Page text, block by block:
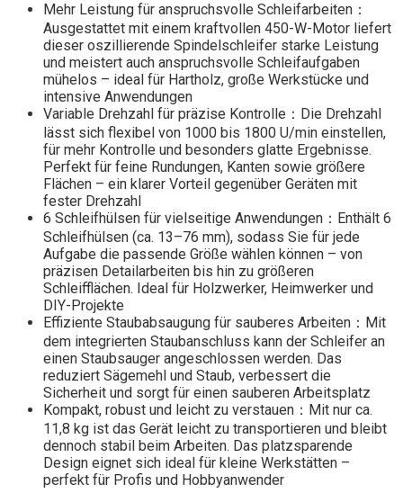
Mehr Leistung für anspruchsvolle Schleifarbeiten：
Ausgestattet mit einem kraftvollen 450-W-Motor liefert
dieser oszillierende Spindelschleifer starke Leistung
und meistert auch anspruchsvolle Schleifaufgaben
mühelos – ideal für Hartholz, große Werkstücke und
intensive Anwendungen
Variable Drehzahl für präzise Kontrolle：Die Drehzahl
lässt sich flexibel von 1000 bis 1800 U/min einstellen,
für mehr Kontrolle und besonders glatte Ergebnisse.
Perfekt für feine Rundungen, Kanten sowie größere
Flächen – ein klarer Vorteil gegenüber Geräten mit
fester Drehzahl
6 Schleifhülsen für vielseitige Anwendungen：Enthält 6
Schleifhülsen (ca. 13–76 mm), sodass Sie für jede
Aufgabe die passende Größe wählen können – von
präzisen Detailarbeiten bis hin zu größeren
Schleifflächen. Ideal für Holzwerker, Heimwerker und
DIY-Projekte
Effiziente Staubabsaugung für sauberes Arbeiten：Mit
dem integrierten Staubanschluss kann der Schleifer an
einen Staubsauger angeschlossen werden. Das
reduziert Sägemehl und Staub, verbessert die
Sicherheit und sorgt für einen sauberen Arbeitsplatz
Kompakt, robust und leicht zu verstauen：Mit nur ca.
11,8 kg ist das Gerät leicht zu transportieren und bleibt
dennoch stabil beim Arbeiten. Das platzsparende
Design eignet sich ideal für kleine Werkstätten –
perfekt für Profis und Hobbyanwender